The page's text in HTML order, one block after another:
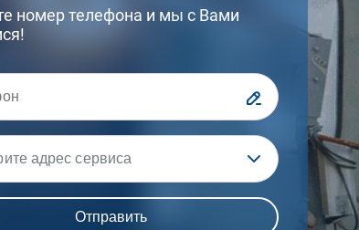
номер телефона и мы с Вами
Выберите адрес сервиса